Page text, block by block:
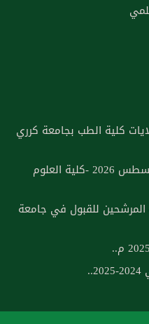
الولايات كلية الطب بجامعة كرري
جدول امتحانات ازالة الرسوب اغسطس 2026 -كلية العلوم
المرشحين للقبول في جامعة